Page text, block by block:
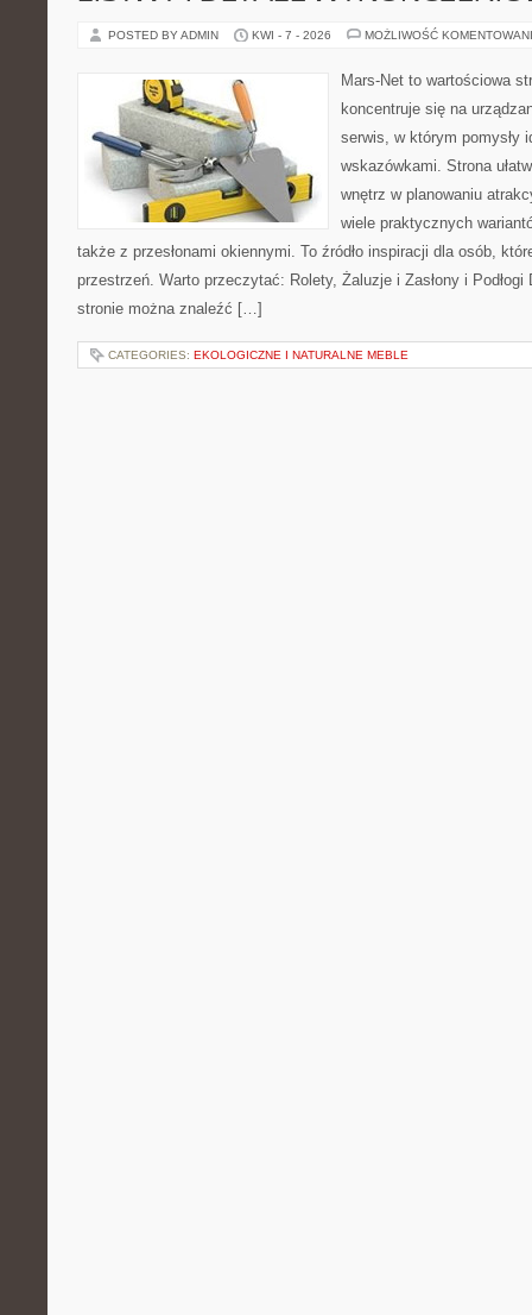
POSTED BY ADMIN KWI - 7 - 2026 MOŻLIWOŚĆ
Mars-Net to wartościowa
koncentruje się na
serwis, w którym pomysły
wskazówkami. Strona
wnętrz w planowaniu
wiele praktycznych
także z przesłonami okiennymi. To źródło inspiracji dla osób,
przestrzeń. Warto przeczytać: Rolety, Żaluzje i Zasłony i Podłogi
stronie można znaleźć […]
CATEGORIES: EKOLOGICZNE I NATURALNE MEBLE